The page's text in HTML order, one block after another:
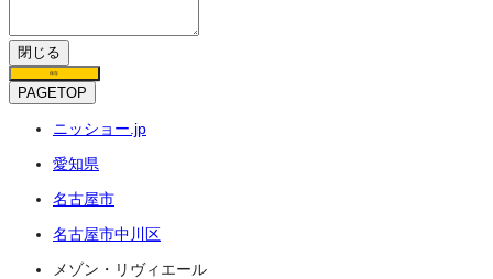
閉じる
保存
PAGETOP
ニッショー.jp
愛知県
名古屋市
名古屋市中川区
メゾン・リヴィエール